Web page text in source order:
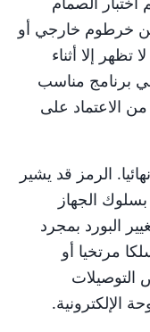
خرطوم خارجي أو
تظهر إلا أثناء
برنامج مناسب
الاعتماد على
الرمز قد يشير
الجهاز
البورد بمجرد
مرتخيا أو
الإلكترونية.